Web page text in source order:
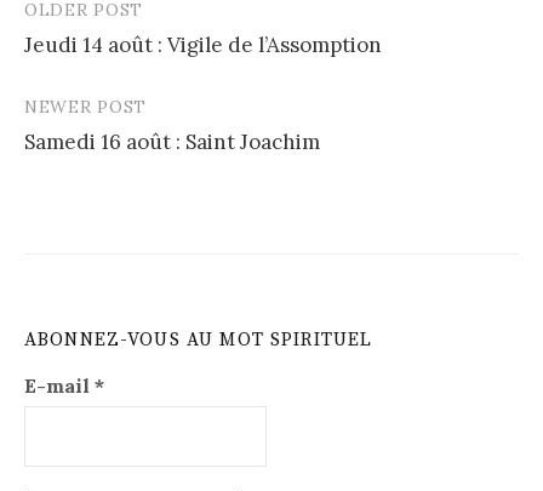
Post
navigation
OLDER POST
Jeudi 14 août : Vigile de l’Assomption
NEWER POST
Samedi 16 août : Saint Joachim
ABONNEZ-VOUS AU MOT SPIRITUEL
E-mail *